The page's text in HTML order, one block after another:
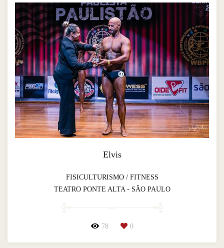
Elvis
FISICULTURISMO / FITNESS
TEATRO PONTE ALTA - SÃO PAULO
78 0